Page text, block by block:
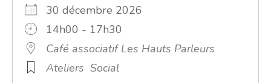
30 décembre 2026
14h00 - 17h30
Café associatif Les Hauts Parleurs
Ateliers Social